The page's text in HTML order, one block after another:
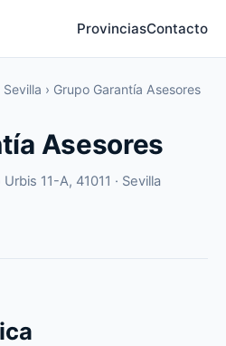
ProvinciasContacto
Sevilla › Grupo Garantía Asesores
Asesores
11-A, 41011 · Sevilla